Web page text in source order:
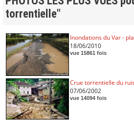
torrentielle"
Inondations du Var -
18/06/2010
vue 15861 fois
Crue torrentielle du
07/06/2002
vue 14094 fois